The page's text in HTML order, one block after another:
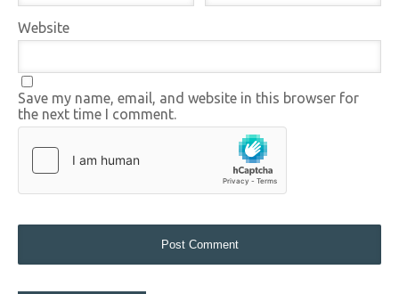
Website
Save my name, email, and website in this browser for
the next time I comment.